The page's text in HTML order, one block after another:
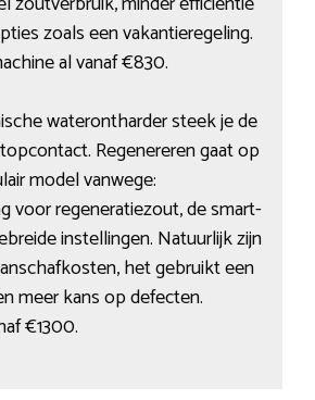
zoals een vakantieregeling.
al vanaf €830.
waterontharder steek je de
Regenereren gaat op
model vanwege:
voor regeneratiezout, de smart-
instellingen. Natuurlijk zijn
het gebruikt een
meer kans op defecten.
€1300.